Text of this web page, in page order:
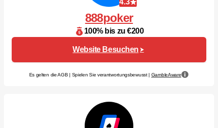
888poker
100% bis zu €200
Website Besuchen
Es gelten die AGB | Spielen Sie verantwortungsbewusst | GambleAware